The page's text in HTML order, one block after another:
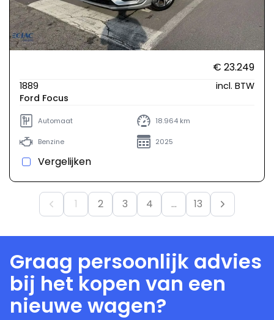
€ 23.249
1889
incl. BTW
Ford Focus
Automaat 18.964 km
Benzine 2025
Vergelijken
1 2 3 4 ... 13
Graag persoonlijk advies
bij het kopen van een
nieuwe wagen?